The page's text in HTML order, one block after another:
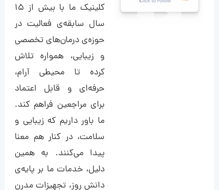
کلینیک ما با بیش از ۱۵
سال سابقه‌ی فعالیت در
حوزه‌ی درمان‌های تخصصی
و زیبایی، همواره تلاش
کرده تا محیطی آرام،
حرفه‌ای و قابل اعتماد
برای مراجعین فراهم کند.
ما باور داریم که زیبایی و
سلامت، در کنار هم معنا
پیدا می‌کنند. به همین
دلیل، خدمات ما بر پایه‌ی
دانش روز، تجهیزات مدرن